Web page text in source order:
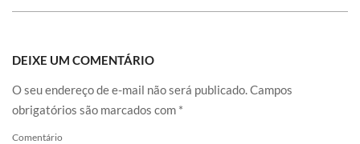
DEIXE UM COMENTÁRIO
O seu endereço de e-mail não será publicado.Campos
obrigatórios são marcados com *
Comentário